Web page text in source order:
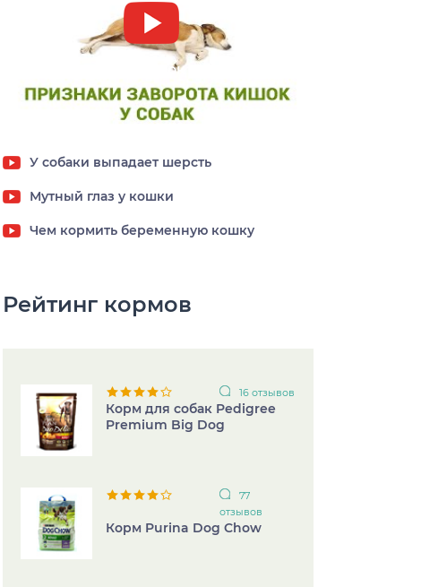
Заворот кишок у собак
У собаки выпадает шерсть
Мутный глаз у кошки
Чем кормить беременную кошку
Рейтинг кормов
16 отзывов
Корм для собак Pedigree
Premium Big Dog
77
отзывов
Корм Purina Dog Chow